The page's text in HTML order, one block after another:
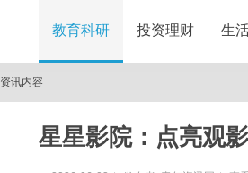
教育科研 投资理财 生
资讯内容
星星影院：点亮观